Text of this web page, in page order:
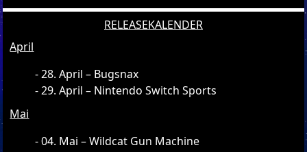
RELEASEKALENDER
April
28. April – Bugsnax
29. April – Nintendo Switch Sports
Mai
04. Mai – Wildcat Gun Machine